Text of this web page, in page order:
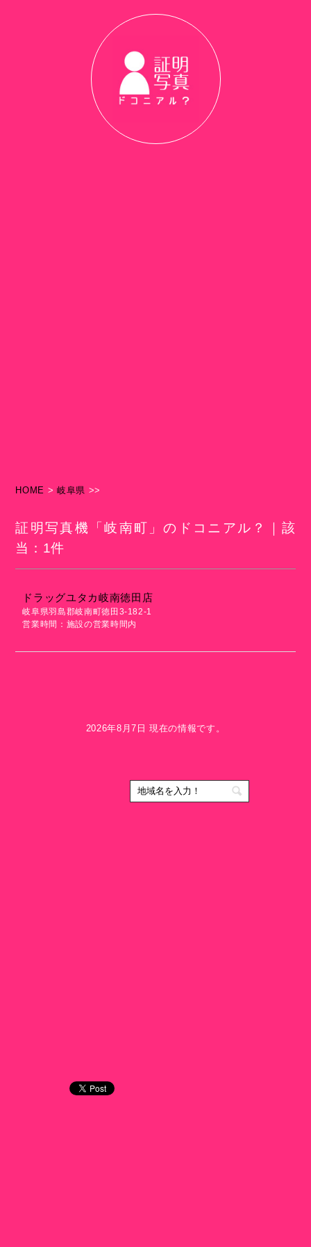
HOME > 岐阜県 >>
証明写真機「岐南町」のドコニアル？｜該
当：1件
ドラッグユタカ岐南徳田店
岐阜県羽島郡岐南町徳田3-182-1
営業時間：施設の営業時間内
2026年8月7日 現在の情報です。